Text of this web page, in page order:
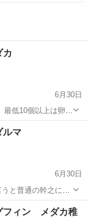
6月30日
最低10個以上は卵
マ
6月30日
と普通の幹之に近
飼育ですので ご理
フィン メダカ稚